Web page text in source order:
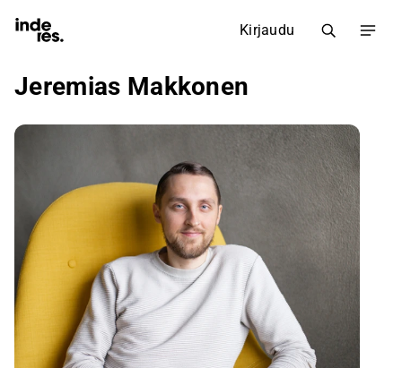
Kirjaudu
Jeremias Makkonen